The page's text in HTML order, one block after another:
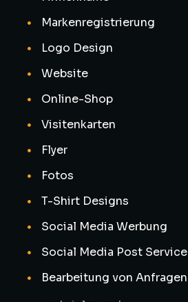
Markenregistrierung
Logo Design
Website
Online-Shop
Visitenkarten
Flyer
Fotos
T-Shirt Designs
Social Media Werbung
Social Media Post Service
Bearbeitung von Anfragen